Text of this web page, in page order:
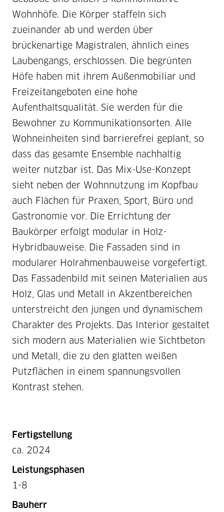
Wohnhöfe. Die Körper staffeln sich
zueinander ab und werden über
brückenartige Magistralen, ähnlich eines
Laubengangs, erschlossen. Die begrünten
Höfe haben mit ihrem Außenmobiliar und
Freizeitangeboten eine hohe
Aufenthaltsqualität. Sie werden für die
Bewohner zu Kommunikationsorten. Alle
Wohneinheiten sind barrierefrei geplant, so
dass das gesamte Ensemble nachhaltig
weiter nutzbar ist. Das Mix-Use-Konzept
sieht neben der Wohnnutzung im Kopfbau
auch Flächen für Praxen, Sport, Büro und
Gastronomie vor. Die Errichtung der
Baukörper erfolgt modular in Holz-
Hybridbauweise. Die Fassaden sind in
modularer Holrahmenbauweise vorgefertigt.
Das Fassadenbild mit seinen Materialien aus
Holz, Glas und Metall in Akzentbereichen
unterstreicht den jungen und dynamischem
Charakter des Projekts. Das Interior gestaltet
sich modern aus Materialien wie Sichtbeton
und Metall, die zu den glatten weißen
Putzflächen in einem spannungsvollen
Kontrast stehen.
Fertigstellung
ca. 2024
Leistungsphasen
1-8
Bauherr